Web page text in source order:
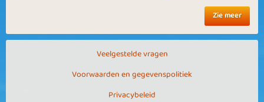
Zie meer
Veelgestelde vragen
Voorwaarden en gegevenspolitiek
Privacybeleid